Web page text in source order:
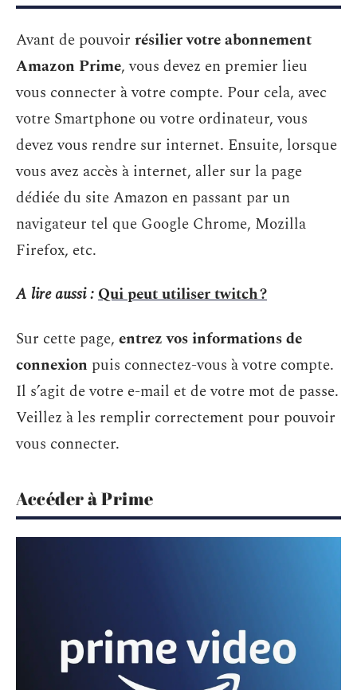
Avant de pouvoir résilier votre abonnement
Amazon Prime, vous devez en premier lieu
vous connecter à votre compte. Pour cela, avec
votre Smartphone ou votre ordinateur, vous
devez vous rendre sur internet. Ensuite, lorsque
vous avez accès à internet, aller sur la page
dédiée du site Amazon en passant par un
navigateur tel que Google Chrome, Mozilla
Firefox, etc.
A lire aussi :Qui peut utiliser twitch ?
Sur cette page, entrez vos informations de
connexion puis connectez-vous à votre compte.
Il s’agit de votre e-mail et de votre mot de passe.
Veillez à les remplir correctement pour pouvoir
vous connecter.
Accéder à Prime